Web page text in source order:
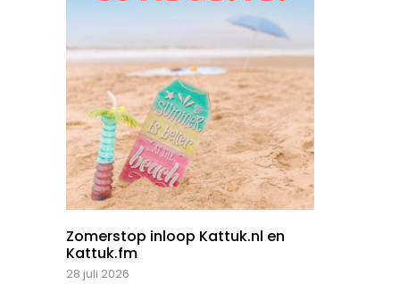
Zomerstop inloop Kattuk.nl en
Kattuk.fm
28 juli 2026